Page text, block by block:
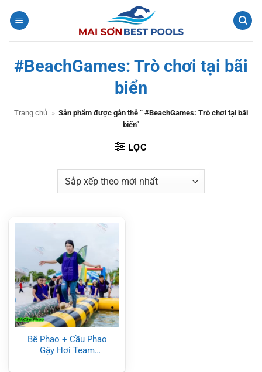
qua
#BeachGames: Trò chơi tại bãi
biển
Trang chủ » Sản phẩm được gắn thẻ “ #BeachGames: Trò chơi tại bãi
biển”
LỌC
Bể Phao + Cầu Phao
Gậy Hơi Team